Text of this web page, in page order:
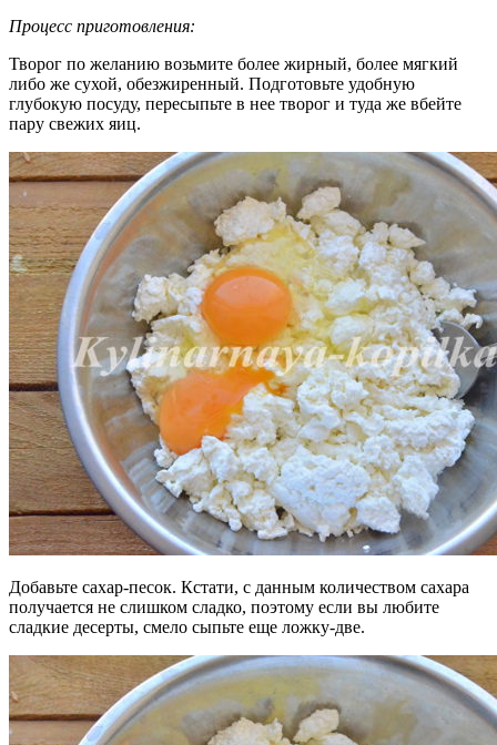
Процесс приготовления:
Творог по желанию возьмите более жирный, более мягкий
либо же сухой, обезжиренный. Подготовьте удобную
глубокую посуду, пересыпьте в нее творог и туда же вбейте
пару свежих яиц.
Добавьте сахар-песок. Кстати, с данным количеством сахара
получается не слишком сладко, поэтому если вы любите
сладкие десерты, смело сыпьте еще ложку-две.